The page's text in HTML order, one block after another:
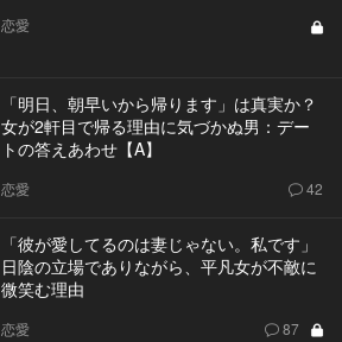
恋愛
「明日、朝早いから帰ります」は真実か？
女が2軒目で帰る理由に気づかぬ男：デー
トの答えあわせ【A】
恋愛 42
「彼が愛してるのは妻じゃない。私です」
日陰の立場でありながら、平凡女が不敵に
微笑む理由
恋愛 87